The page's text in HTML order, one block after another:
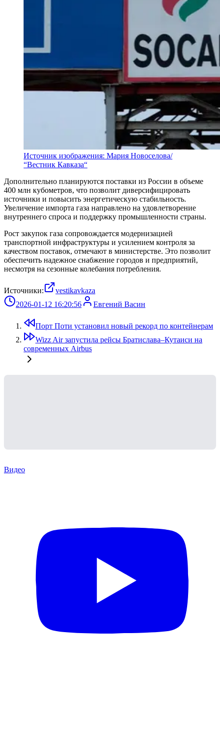
Источник изображения: Мария Новоселова/
“Вестник Кавказа“
Дополнительно планируются поставки из России в объеме
400 млн кубометров, что позволит диверсифицировать
источники и повысить энергетическую стабильность.
Увеличение импорта газа направлено на удовлетворение
внутреннего спроса и поддержку промышленности страны.
Рост закупок газа сопровождается модернизацией
транспортной инфраструктуры и усилением контроля за
качеством поставок, отмечают в министерстве. Это позволит
обеспечить надежное снабжение городов и предприятий,
несмотря на сезонные колебания потребления.
Источники:
vestikavkaza
2026-01-12 16:20:56
Евгений Васин
Порт Поти установил новый рекорд по контейнерам
Wizz Air запустила рейсы Братислава–Кутаиси на
современных Airbus
Видео